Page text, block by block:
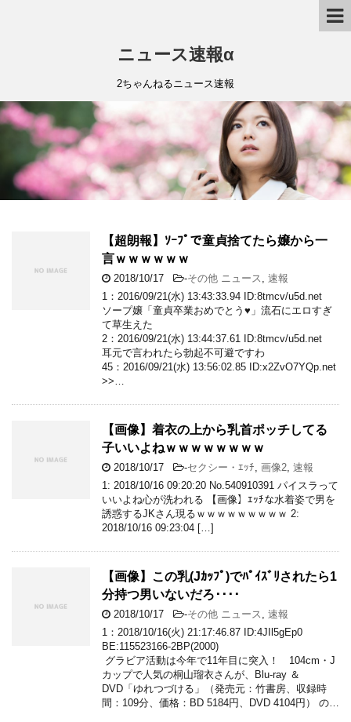
ニュース速報α
2ちゃんねるニュース速報
【超朗報】ｿｰﾌﾟで童貞捨てたら嬢から一
言ｗｗｗｗｗｗ
2018/10/17 -その他 ニュース , 速報
1：2016/09/21(水) 13:43:33.94 ID:8tmcv/u5d.net
ソープ嬢「童貞卒業おめでとう♥」流石にエロすぎ
て草生えた
2：2016/09/21(水) 13:44:37.61 ID:8tmcv/u5d.net
耳元で言われたら勃起不可避ですわ
45：2016/09/21(水) 13:56:02.85 ID:x2ZvO7YQp.net
>>…
【画像】着衣の上から乳首ポッチしてる
子いいよねｗｗｗｗｗｗｗｗ
2018/10/17 -セクシー・ｴｯﾁ, 画像2, 速報
1: 2018/10/16 09:20:20 No.540910391 パイスラって
いいよね心が洗われる 【画像】ｴｯﾁな水着姿で男を
誘惑するJKさん現るｗｗｗｗｗｗｗｗｗ 2:
2018/10/16 09:23:04 […]
【画像】この乳(Jｶｯﾌﾟ)でﾊﾟｲｽﾞﾘされたら1
分持つ男いないだろ････
2018/10/17 -その他 ニュース , 速報
1：2018/10/16(火) 21:17:46.87 ID:4JIl5gEp0
BE:115523166-2BP(2000)
グラビア活動は今年で11年目に突入！ 104cm・J
カップで人気の桐山瑠衣さんが、Blu-ray ＆
DVD「ゆれつづける」（発売元：竹書房、収録時
間：109分、価格：BD 5184円、DVD 4104円） の…